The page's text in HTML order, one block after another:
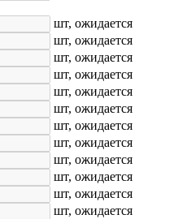
шт, ожидается
шт, ожидается
шт, ожидается
шт, ожидается
шт, ожидается
шт, ожидается
шт, ожидается
шт, ожидается
шт, ожидается
шт, ожидается
шт, ожидается
шт, ожидается